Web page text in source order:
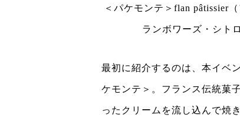
＜パケモンテ＞flan pâtissier
ランボワーズ・シト
最初に紹介するのは、本イベ
ケモンテ＞。フランス伝統菓
ったクリームを流し込んで焼